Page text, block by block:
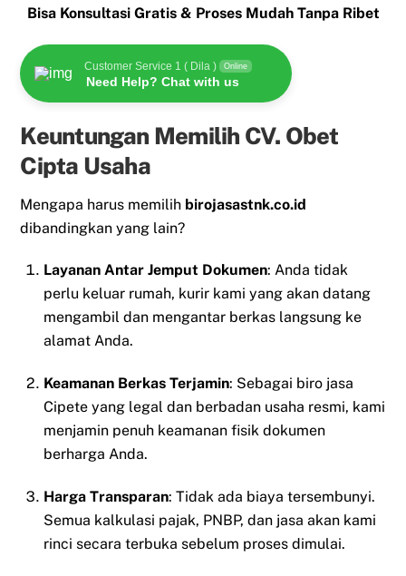
Bisa Konsultasi Gratis & Proses Mudah Tanpa Ribet
Customer Service 1 ( Dila ) Online
Need Help? Chat with us
Keuntungan Memilih CV. Obet
Cipta Usaha
Mengapa harus memilih birojasastnk.co.id
dibandingkan yang lain?
Layanan Antar Jemput Dokumen: Anda tidak
perlu keluar rumah, kurir kami yang akan datang
mengambil dan mengantar berkas langsung ke
alamat Anda.
Keamanan Berkas Terjamin: Sebagai biro jasa
Cipete yang legal dan berbadan usaha resmi, kami
menjamin penuh keamanan fisik dokumen
berharga Anda.
Harga Transparan: Tidak ada biaya tersembunyi.
Semua kalkulasi pajak, PNBP, dan jasa akan kami
rinci secara terbuka sebelum proses dimulai.